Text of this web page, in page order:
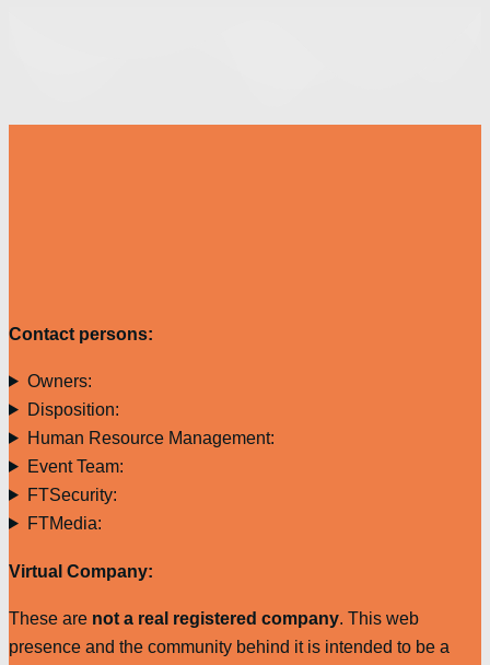
Contact persons:
Owners:
Disposition:
Human Resource Management:
Event Team:
FTSecurity:
FTMedia:
Virtual Company:
These are not a real registered company. This web
presence and the community behind it is intended to be a